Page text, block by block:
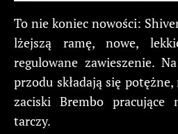
To nie koniec nowości:
lżejszą ramę, nowe,
regulowane zawieszenie.
przodu składają się
zaciski Brembo pracujące
tarczy.